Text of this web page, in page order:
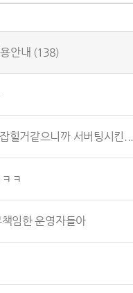
안내 (138)
힐거같으니까 서버팅시킨...
ㅋ
임한 운영자들아